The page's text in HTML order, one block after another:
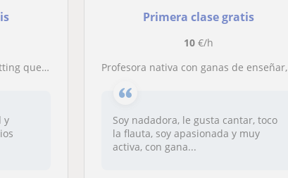
profesional
y
Primera clase gratis
10 €/h
Profesora nativa con ganas de enseñar, a niños de primaria hasta la ESO
Soy nadadora, le gusta cantar, toco
la flauta, soy apasionada y muy
activa, con gana...